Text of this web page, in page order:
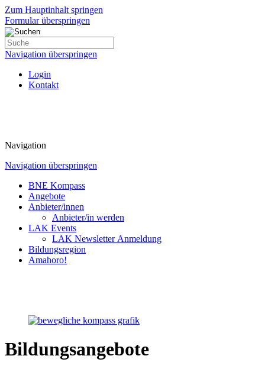
Zum Hauptinhalt springen
Formular überspringen
Navigation überspringen
Login
Kontakt
Navigation
Navigation überspringen
BNE Kompass
Angebote
Anbieter/innen
Anbieter/in werden
LAK Events
LAK Newsletter Anmeldung
Bildungsregion
Amahoro!
Bildungsangebote